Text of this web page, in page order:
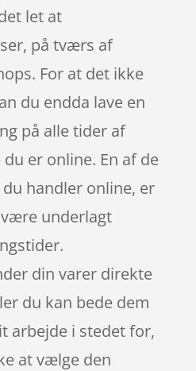
let at
på tværs af
For at det ikke
du endda lave en
på alle tider af
er online. En af de
handler online, er
underlagt
din varer direkte
du kan bede dem
arbejde i stedet for,
at vælge den